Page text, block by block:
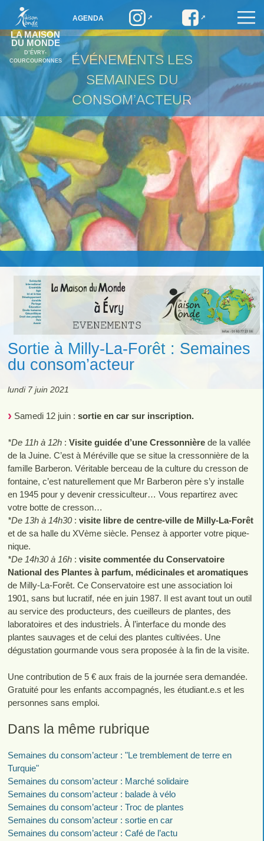
LA MAISON
DU MONDE
D’ÉVRY-
COURCOURONNES
AGENDA
ÉVÉNEMENTS LES
SEMAINES DU
CONSOM’ACTEUR
Sortie à Milly-La-Forêt : Semaines
du consom’acteur
lundi 7 juin 2021
Samedi 12 juin : sortie en car sur inscription.
*De 11h à 12h: Visite guidée d’une Cressonnièrede la vallée
de la Juine. C’est à Méréville que se situe la cressonnière de la
famille Barberon. Véritable berceau de la culture du cresson de
fontaine, c’est naturellement que Mr Barberon père s’y installe
en 1945 pour y devenir cressiculteur… Vous repartirez avec
votre botte de cresson…
*De 13h à 14h30: visite libre de centre-ville de Milly-La-Forêt
et de sa halle du XVème siècle. Pensez à apporter votre pique-
nique.
*De 14h30 à 16h: visite commentée du Conservatoire
National des Plantes à parfum, médicinales et aromatiques
de Milly-La-Forêt. Ce Conservatoire est une association loi
1901, sans but lucratif, née en juin 1987. Il est avant tout un outil
au service des producteurs, des cueilleurs de plantes, des
laboratoires et des industriels. À l’interface du monde des
plantes sauvages et de celui des plantes cultivées. Une
dégustation gourmande vous sera proposée à la fin de la visite.
Une contribution de 5 € aux frais de la journée sera demandée.
Gratuité pour les enfants accompagnés, les étudiant.e.s et les
personnes sans emploi.
Dans la même rubrique
Semaines du consom’acteur : "Le tremblement de terre en
Turquie"
Semaines du consom’acteur : Marché solidaire
Semaines du consom’acteur : balade à vélo
Semaines du consom’acteur : Troc de plantes
Semaines du consom’acteur : sortie en car
Semaines du consom’acteur : Café de l’actu